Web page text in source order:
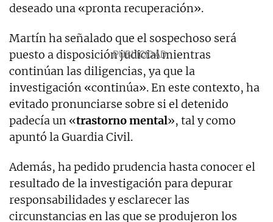
deseado una «pronta recuperación».
Martín ha señalado que el sospechoso será
puesto a disposición judicial mientras
continúan las diligencias, ya que la
investigación «continúa». En este contexto, ha
evitado pronunciarse sobre si el detenido
padecía un «trastorno mental», tal y como
apuntó la Guardia Civil.
Además, ha pedido prudencia hasta conocer el
resultado de la investigación para depurar
responsabilidades y esclarecer las
circunstancias en las que se produjeron los